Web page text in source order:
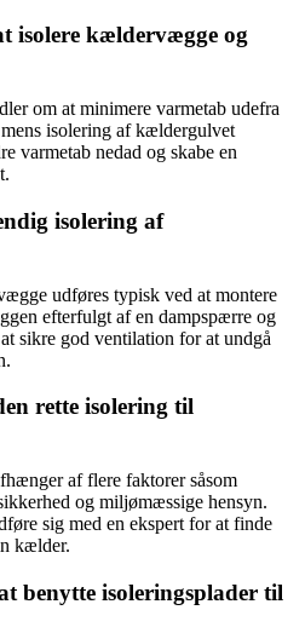
isolere kældervægge og
om at minimere varmetab udefra
isolering af kældergulvet
varmetab nedad og skabe en
isolering af
udføres typisk ved at montere
efterfulgt af en dampspærre og
sikre god ventilation for at undgå
rette isolering til
af flere faktorer såsom
og miljømæssige hensyn.
sig med en ekspert for at finde
kælder.
benytte isoleringsplader til